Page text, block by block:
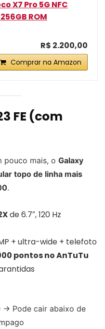
X7 Pro 5G NFC
ROM
R$ 2.200,00
Comprar na Amazon
FE (com
pouco mais, o Galaxy
topo de linha mais
.
de 6.7″, 120 Hz
+ ultra-wide + telefoto
pontos no AnTuTu
→ Pode cair abaixo de